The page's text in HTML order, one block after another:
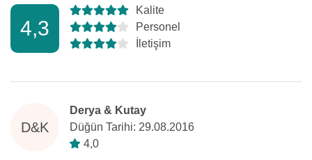
4,3
Kalite
Personel
İletişim
D&K
Derya & Kutay
Düğün Tarihi: 29.08.2016
4,0